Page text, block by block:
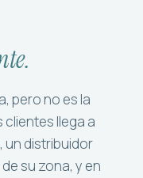
pero no es la
llega a
un distribuidor
su zona, y en